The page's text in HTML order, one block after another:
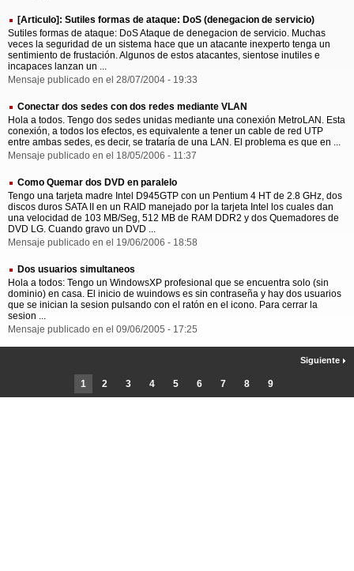
[Articulo]: Sutiles formas de ataque: DoS (denegacion de servicio)
Sutiles formas de ataque: DoS Ataque de denegacion de servicio. Muchas
veces la seguridad de un sistema hace que un atacante inexperto tenga un
sentimiento de frustación. Algunos de estos atacantes, sientose inutiles e
incapaces lanzan un ...
Mensaje publicado en el 28/07/2004 - 19:33
Conectar dos sedes con dos redes mediante VLAN
Hola a todos. Tengo dos sedes unidas mediante una conexión MetroLAN. Esta
conexión, a todos los efectos, es equivalente a tener un cable de red UTP
entre ambas sedes, es decir, se trataría de una LAN. El problema es que en ...
Mensaje publicado en el 18/05/2006 - 11:37
Como Quemar dos DVD en paralelo
Tengo una tarjeta madre Intel D945GTP con un Pentium 4 HT de 2.8 GHz, dos
discos duros SATA II en un RAID manejado por la tarjeta Intel los cuales dan
una velocidad de 103 MB/Seg, 512 MB de RAM DDR2 y dos Quemadores de
DVD LG. Cuando gravo un DVD ...
Mensaje publicado en el 19/06/2006 - 18:58
Dos usuarios simultaneos
Hola a todos: Tengo un WindowsXP profesional que se encuentra solo (sin
dominio) en casa. El inicio de wuindows es sin contraseña y hay dos usuarios
que se inician la sesion pulsando con el ratón en el icono. Para cerrar la
sesion ...
Mensaje publicado en el 09/06/2005 - 17:25
1 2 3 4 5 6 7 8 9
Siguiente